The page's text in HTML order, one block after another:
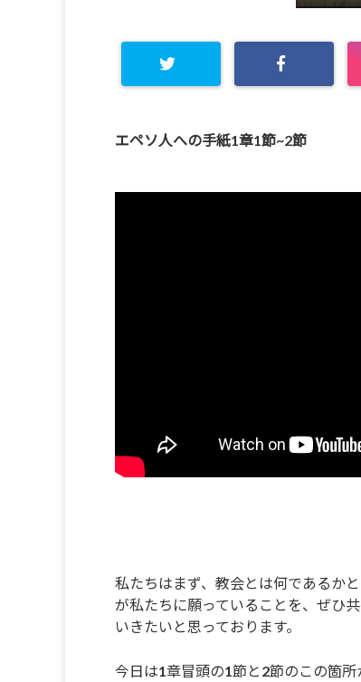
エペソ人への手紙1章1節~2節
私たちはまず、教会とは何であるか
が私たちに願っていることを、ぜひ
いきたいと思っております。
今日は1章冒頭の1節と2節のこの箇